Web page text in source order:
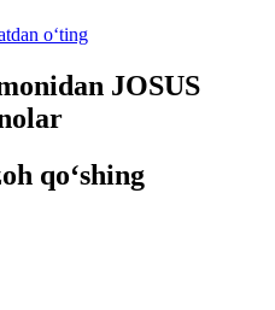
o‘ting
JOSUS
qo‘shing